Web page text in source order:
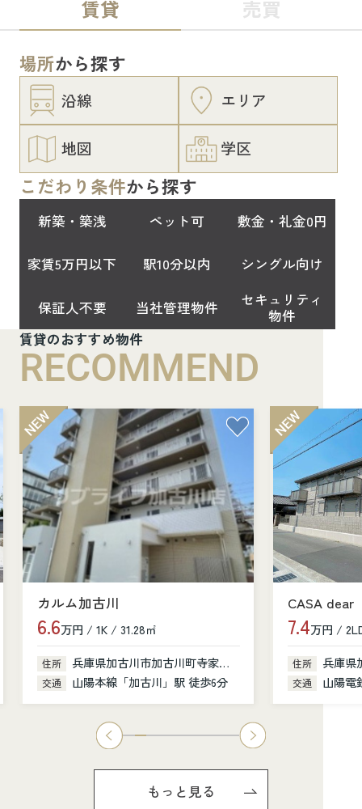
賃貸 売買
場所から探す
沿線 エリア
地図 学区
こだわり条件から探す
新築・築浅 ペット可 敷金・礼金0円
家賃5万円以下 駅10分以内 シングル向け
保証人不要 当社管理物件
セキュリティ
物件
賃貸のおすすめ物件
RECOMMEND
カルム加古川
6.6万円 / 1K / 31.28㎡
住所 兵庫県加古川市加古川町寺家町379-1
交通 山陽本線「加古川」駅 徒歩6分
CASA dear
7.4万円 /
住所 兵庫県
交通 山陽電
もっと見る